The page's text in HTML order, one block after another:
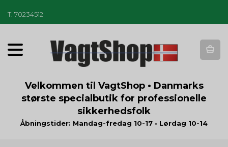
T 70234512
T
o
Velkommen til VagtShop • Danmarks
største specialbutik for professionelle
sikkerhedsfolk
Åbningstider: Mandag-fredag 10-17 • Lørdag 10-14